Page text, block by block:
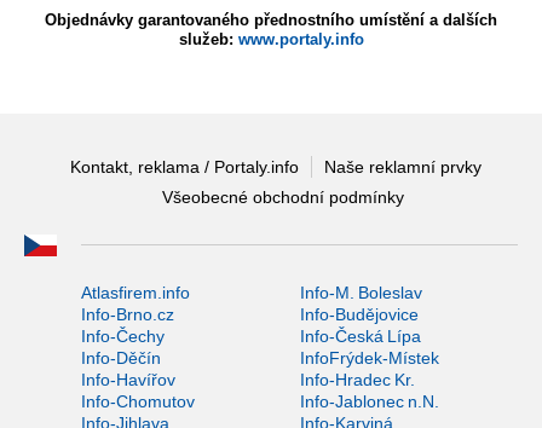
Objednávky garantovaného přednostního umístění a dalších
služeb: www.portaly.info
Kontakt, reklama / Portaly.info
Naše reklamní prvky
Všeobecné obchodní podmínky
Atlasfirem.info
Info-M. Boleslav
Info-Brno.cz
Info-Budějovice
Info-Čechy
Info-Česká Lípa
Info-Děčín
InfoFrýdek-Místek
Info-Havířov
Info-Hradec Kr.
Info-Chomutov
Info-Jablonec n.N.
Info-Jihlava
Info-Karviná